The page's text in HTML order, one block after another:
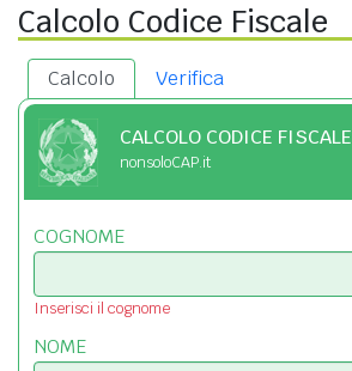
Calcolo Codice Fiscale
Calcolo Verifica
CALCOLO CODICE FISCALE
nonsoloCAP.it
COGNOME
Inserisci il cognome
NOME